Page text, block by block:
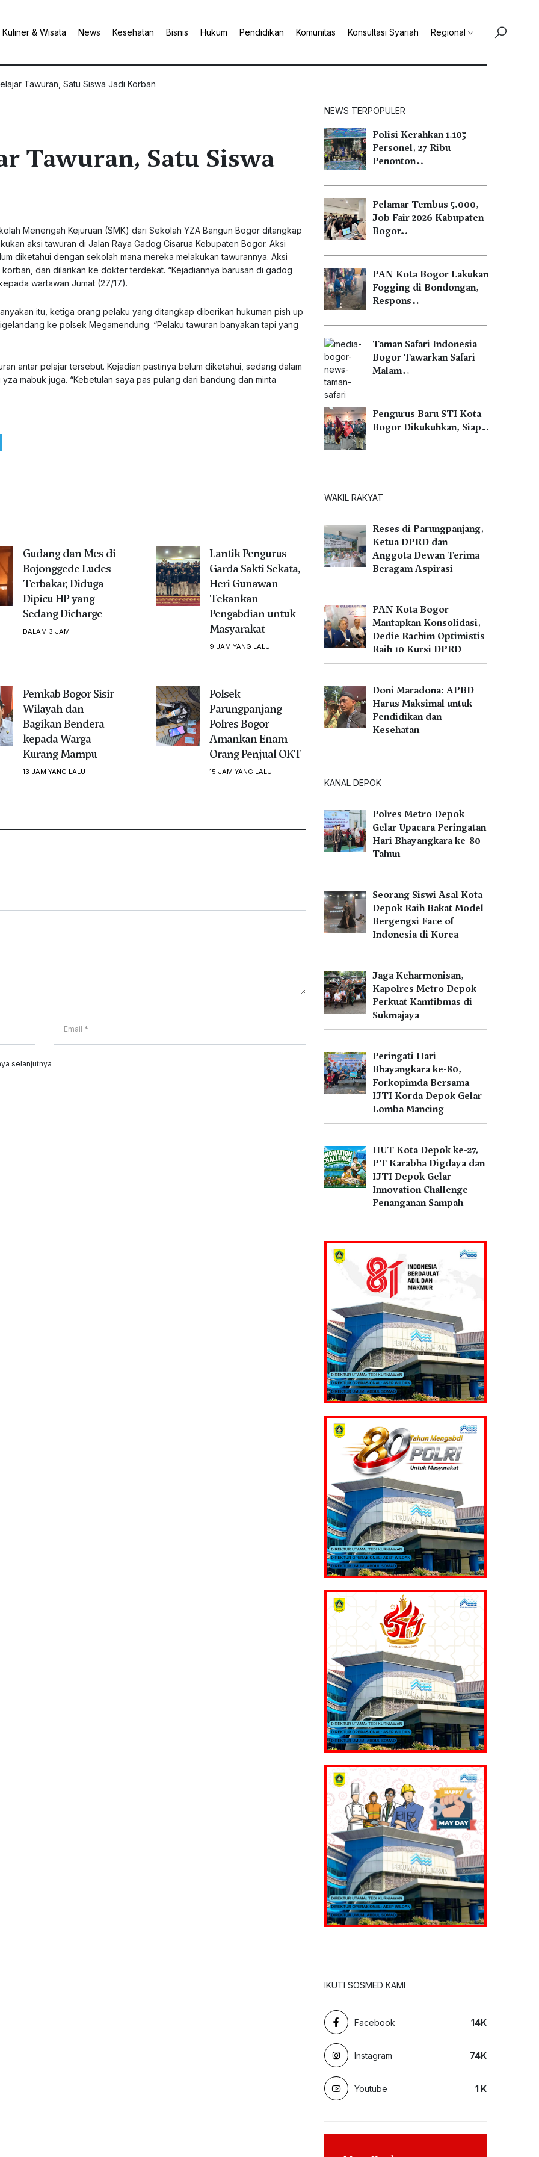
Kuliner & Wisata News Kesehatan Bisnis Hukum Pendidikan Komunitas Konsultasi Syariah Regional
Tawuran, Satu Siswa Jadi Korban
Tawuran, Satu Siswa
Menengah Kejuruan (SMK) dari Sekolah YZA Bangun Bogor ditangkap
aksi tawuran di Jalan Raya Gadog Cisarua Kebupaten Bogor. Aksi
diketahui dengan sekolah mana mereka melakukan tawurannya. Aksi
dan dilarikan ke dokter terdekat. “Kejadiannya barusan di gadog
wartawan Jumat (27/17).
itu, ketiga orang pelaku yang ditangkap diberikan hukuman pish up
ke polsek Megamendung. “Pelaku tawuran banyakan tapi yang
antar pelajar tersebut. Kejadian pastinya belum diketahui, sedang dalam
mabuk juga. “Kebetulan saya pas pulang dari bandung dan minta
Gudang dan Mes di
Bojonggede Ludes
Terbakar, Diduga
Dipicu HP yang
Sedang Dicharge
DALAM 3 JAM
Lantik Pengurus
Garda Sakti Sekata,
Heri Gunawan
Tekankan
Pengabdian untuk
Masyarakat
9 JAM YANG LALU
Pemkab Bogor Sisir
Wilayah dan
Bagikan Bendera
kepada Warga
Kurang Mampu
13 JAM YANG LALU
Polsek
Parungpanjang
Polres Bogor
Amankan Enam
Orang Penjual OKT
15 JAM YANG LALU
selanjutnya
NEWS TERPOPULER
Polisi Kerahkan 1.105
Personel, 27 Ribu
Penonton…
Pelamar Tembus 5.000,
Job Fair 2026 Kabupaten
Bogor…
PAN Kota Bogor Lakukan
Fogging di Bondongan,
Respons…
Taman Safari Indonesia
Bogor Tawarkan Safari
Malam…
Pengurus Baru STI Kota
Bogor Dikukuhkan, Siap…
WAKIL RAKYAT
Reses di Parungpanjang,
Ketua DPRD dan
Anggota Dewan Terima
Beragam Aspirasi
PAN Kota Bogor
Mantapkan Konsolidasi,
Dedie Rachim Optimistis
Raih 10 Kursi DPRD
Doni Maradona: APBD
Harus Maksimal untuk
Pendidikan dan
Kesehatan
KANAL DEPOK
Polres Metro Depok
Gelar Upacara Peringatan
Hari Bhayangkara ke-80
Tahun
Seorang Siswi Asal Kota
Depok Raih Bakat Model
Bergengsi Face of
Indonesia di Korea
Jaga Keharmonisan,
Kapolres Metro Depok
Perkuat Kamtibmas di
Sukmajaya
Peringati Hari
Bhayangkara ke-80,
Forkopimda Bersama
IJTI Korda Depok Gelar
Lomba Mancing
HUT Kota Depok ke-27,
PT Karabha Digdaya dan
IJTI Depok Gelar
Innovation Challenge
Penanganan Sampah
IKUTI SOSMED KAMI
Facebook 14K
Instagram 74K
Youtube 1 K